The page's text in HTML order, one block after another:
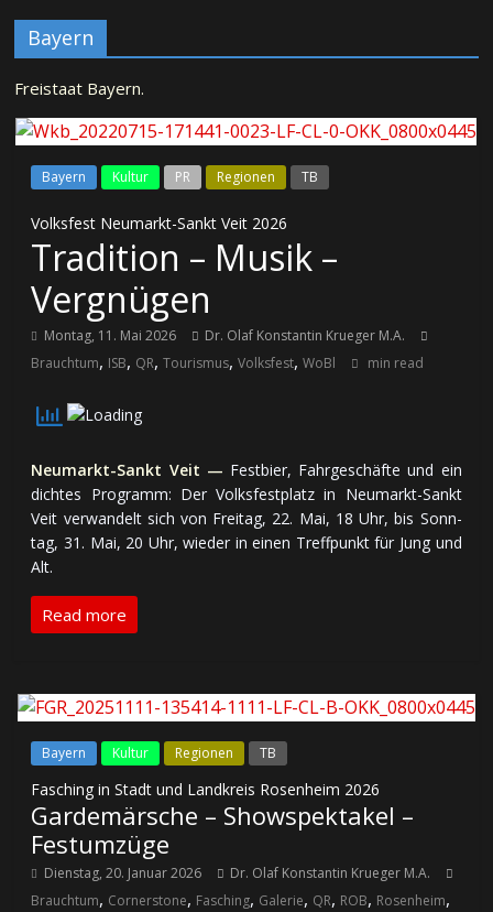
Bayern
Freistaat Bayern.
Bayern Kultur PR Regionen TB
Volksfest Neumarkt-Sankt Veit 2026
Tradition – Musik –
Vergnügen
Montag, 11. Mai 2026
Dr. Olaf Konstantin Krueger M.A.
Brauchtum, ISB, QR,Tourismus,Volksfest,WoBl min read
Neumarkt-Sankt Veit — Festbier, Fahr­ge­schäf­te und ein
dich­tes Pro­gramm: Der Volks­fest­platz in Neumarkt-Sankt
Veit ver­wan­delt sich von Frei­tag, 22. Mai, 18 Uhr, bis Sonn­
tag, 31. Mai, 20 Uhr, wieder in einen Treff­punkt für Jung und
Alt.
Read more
Bayern Kultur Regionen TB
Fasching in Stadt und Landkreis Rosenheim 2026
Gardemärsche – Showspektakel –
Festumzüge
Dienstag, 20. Januar 2026
Dr. Olaf Konstantin Krueger M.A.
Brauchtum, Cornerstone, Fasching, Galerie, QR, ROB, Rosenheim,